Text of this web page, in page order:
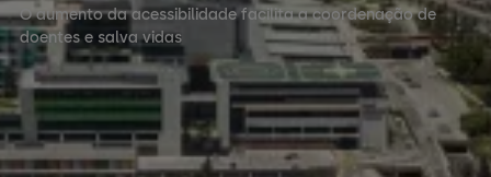
O aumento da acessibilidade facilita a coordenação de
doentes e salva vidas